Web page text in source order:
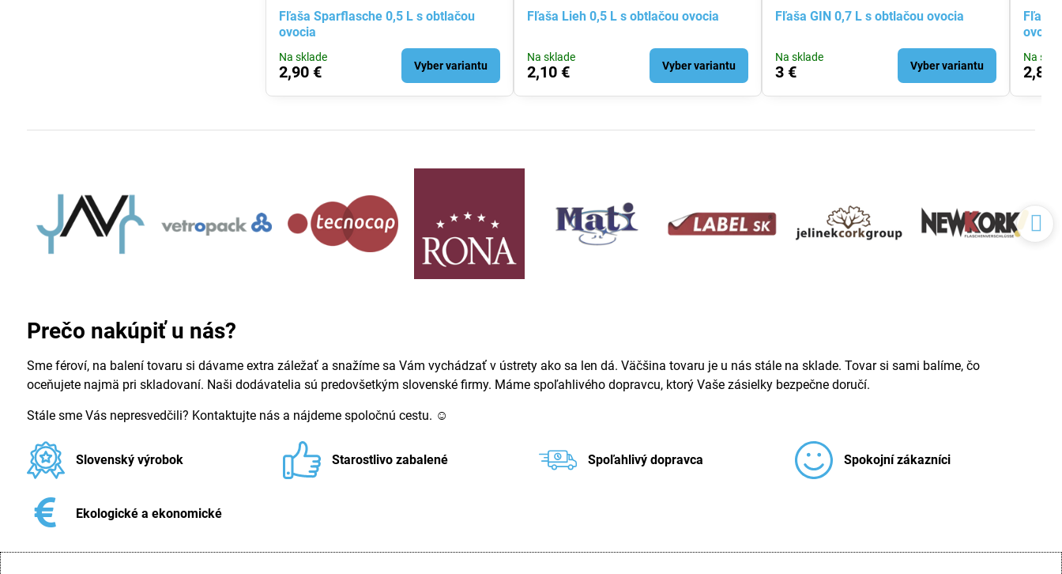
Fľaša Sparflasche 0,5 L s obtlačou
ovocia
Na sklade
2,90 € Vyber variantu
Fľaša Lieh 0,5 L s obtlačou ovocia
Na sklade
2,10 € Vyber variantu
Fľaša GIN 0,7 L s obtlačou ovocia
Na sklade
3 € Vyber variantu
Fľaša
ovocia
Na
2,80
Prečo nakúpiť u nás?
Sme féroví, na balení tovaru si dávame extra záležať a snažíme sa Vám vychádzať v ústrety ako sa len dá. Väčšina tovaru je u nás stále na sklade. Tovar si sami balíme, čo
oceňujete najmä pri skladovaní. Naši dodávatelia sú predovšetkým slovenské firmy. Máme spoľahlivého dopravcu, ktorý Vaše zásielky bezpečne doručí.
Stále sme Vás nepresvedčili? Kontaktujte nás a nájdeme spoločnú cestu. ☺
Slovenský výrobok Starostlivo zabalené Spoľahlivý dopravca Spokojní zákazníci
Ekologické a ekonomické